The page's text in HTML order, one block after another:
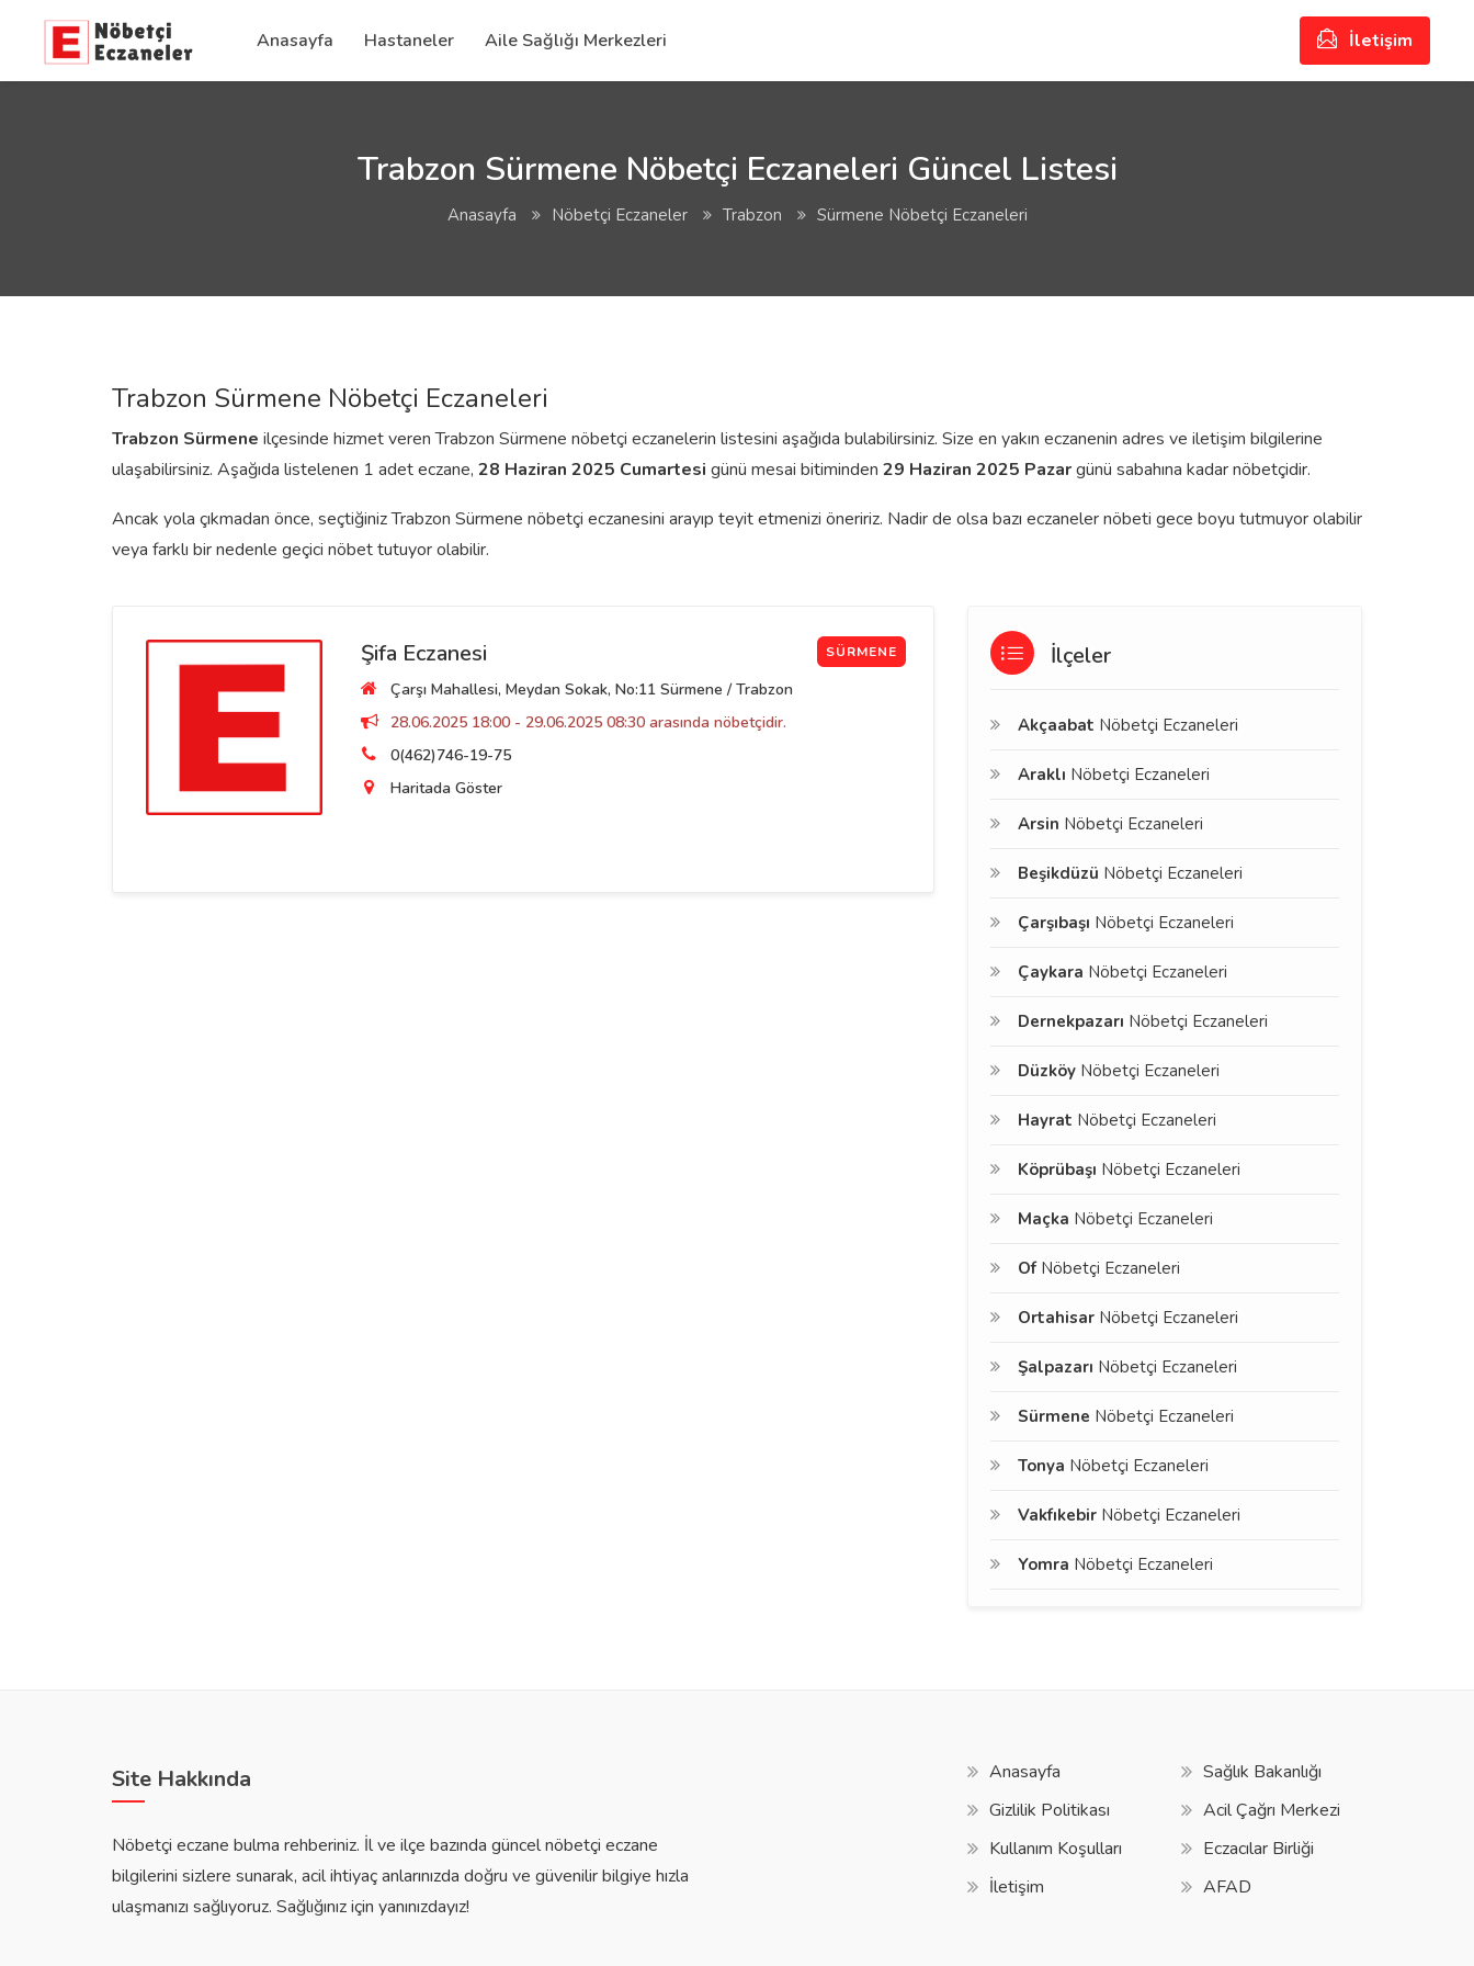
Anasayfa Hastaneler Aile Sağlığı Merkezleri İletişim
Trabzon Sürmene Nöbetçi Eczaneleri Güncel Listesi
Anasayfa Nöbetçi Eczaneler Trabzon Sürmene Nöbetçi Eczaneleri
Trabzon Sürmene Nöbetçi Eczaneleri
Trabzon Sürmene ilçesinde hizmet veren Trabzon Sürmene nöbetçi eczanelerin listesini aşağıda bulabilirsiniz. Size en yakın eczanenin adres ve iletişim bilgilerine
ulaşabilirsiniz. Aşağıda listelenen 1 adet eczane, 28 Haziran 2025 Cumartesi günü mesai bitiminden 29 Haziran 2025 Pazargünü sabahına kadar nöbetçidir.
Ancak yola çıkmadan önce, seçtiğiniz Trabzon Sürmene nöbetçi eczanesini arayıp teyit etmenizi öneririz. Nadir de olsa bazı eczaneler nöbeti gece boyu tutmuyor olabilir
veya farklı bir nedenle geçici nöbet tutuyor olabilir.
Şifa Eczanesi SÜRMENE
Çarşı Mahallesi, Meydan Sokak, No:11 Sürmene / Trabzon
28.06.2025 18:00 - 29.06.2025 08:30 arasında nöbetçidir.
0(462)746-19-75
Haritada Göster
İlçeler
Akçaabat Nöbetçi Eczaneleri
Araklı Nöbetçi Eczaneleri
Arsin Nöbetçi Eczaneleri
Beşikdüzü Nöbetçi Eczaneleri
Çarşıbaşı Nöbetçi Eczaneleri
Çaykara Nöbetçi Eczaneleri
Dernekpazarı Nöbetçi Eczaneleri
Düzköy Nöbetçi Eczaneleri
Hayrat Nöbetçi Eczaneleri
Köprübaşı Nöbetçi Eczaneleri
Maçka Nöbetçi Eczaneleri
OfNöbetçi Eczaneleri
Ortahisar Nöbetçi Eczaneleri
Şalpazarı Nöbetçi Eczaneleri
Sürmene Nöbetçi Eczaneleri
Tonya Nöbetçi Eczaneleri
Vakfıkebir Nöbetçi Eczaneleri
Yomra Nöbetçi Eczaneleri
Site Hakkında
Nöbetçi eczane bulma rehberiniz. İl ve ilçe bazında güncel nöbetçi eczane
bilgilerini sizlere sunarak, acil ihtiyaç anlarınızda doğru ve güvenilir bilgiye hızla
ulaşmanızı sağlıyoruz. Sağlığınız için yanınızdayız!
Anasayfa
Gizlilik Politikası
Kullanım Koşulları
İletişim
Sağlık Bakanlığı
Acil Çağrı Merkezi
Eczacılar Birliği
AFAD